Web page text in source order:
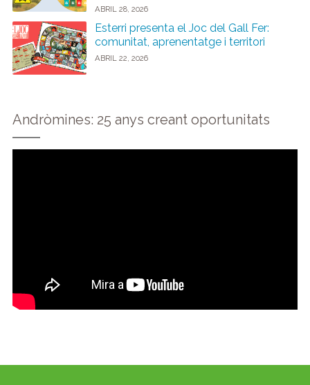
ABRIL 28, 2026
Esterri presenta el Joc del Gall Fer:
comunitat, aprenentatge i territori
ABRIL 22, 2026
Andròmines: 25 anys creant oportunitats